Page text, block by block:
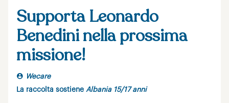
Supporta Leonardo
Benedini nella prossima
missione!
Wecare
La raccolta sostiene Albania 15/17 anni